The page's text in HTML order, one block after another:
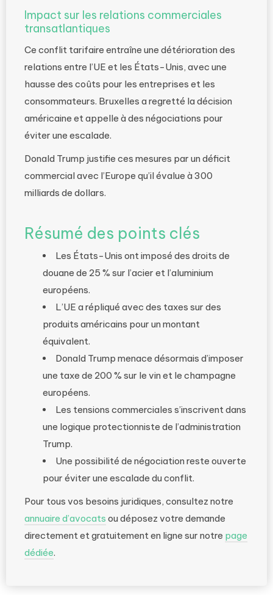
Impact sur les relations commerciales
transatlantiques
Ce conflit tarifaire entraîne une détérioration des
relations entre l’UE et les États-Unis, avec une
hausse des coûts pour les entreprises et les
consommateurs. Bruxelles a regretté la décision
américaine et appelle à des négociations pour
éviter une escalade.
Donald Trump justifie ces mesures par un déficit
commercial avec l’Europe qu’il évalue à 300
milliards de dollars.
Résumé des points clés
Les États-Unis ont imposé des droits de
douane de 25 % sur l’acier et l’aluminium
européens.
L’UE a répliqué avec des taxes sur des
produits américains pour un montant
équivalent.
Donald Trump menace désormais d’imposer
une taxe de 200 % sur le vin et le champagne
européens.
Les tensions commerciales s’inscrivent dans
une logique protectionniste de l’administration
Trump.
Une possibilité de négociation reste ouverte
pour éviter une escalade du conflit.
Pour tous vos besoins juridiques, consultez notre
annuaire d’avocats ou déposez votre demande
directement et gratuitement en ligne sur notre page
dédiée.